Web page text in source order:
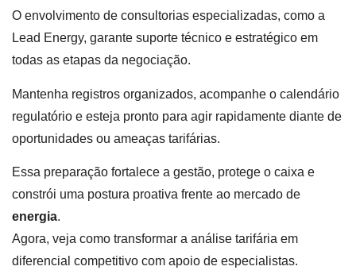
O envolvimento de consultorias especializadas, como a
Lead Energy, garante suporte técnico e estratégico em
todas as etapas da negociação.
Mantenha registros organizados, acompanhe o calendário
regulatório e esteja pronto para agir rapidamente diante de
oportunidades ou ameaças tarifárias.
Essa preparação fortalece a gestão, protege o caixa e
constrói uma postura proativa frente ao mercado de
energia.
Agora, veja como transformar a análise tarifária em
diferencial competitivo com apoio de especialistas.